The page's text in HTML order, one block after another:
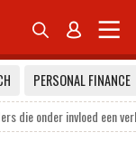
 
PERSONAL FINANCE
die onder invloed een